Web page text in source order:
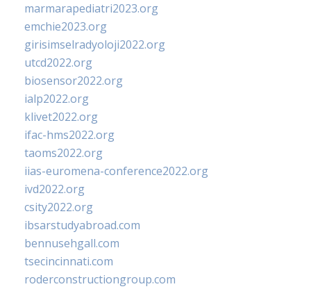
marmarapediatri2023.org
emchie2023.org
girisimselradyoloji2022.org
utcd2022.org
biosensor2022.org
ialp2022.org
klivet2022.org
ifac-hms2022.org
taoms2022.org
iias-euromena-conference2022.org
ivd2022.org
csity2022.org
ibsarstudyabroad.com
bennusehgall.com
tsecincinnati.com
roderconstructiongroup.com